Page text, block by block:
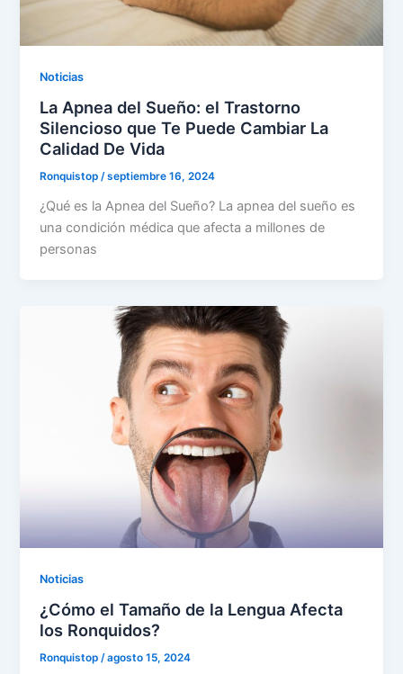
Noticias
La Apnea del Sueño: el Trastorno
Silencioso que Te Puede Cambiar La
Calidad De Vida
Ronquistop/septiembre 16, 2024
¿Qué es la Apnea del Sueño? La apnea del sueño es
una condición médica que afecta a millones de
personas
Noticias
¿Cómo el Tamaño de la Lengua Afecta
los Ronquidos?
Ronquistop/agosto 15, 2024